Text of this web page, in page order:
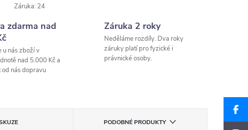
Záruka: 24
zdarma nad
u nás zboží v
nad 5.000 Kč a
od nás dopravu
Záruka 2 roky
Neděláme rozdíly. Dva roky
záruky platí pro fyzické i
právnické osoby.
PODOBNÉ PRODUKTY